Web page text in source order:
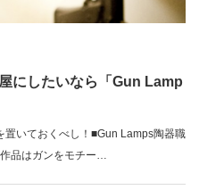
にしたいなら「Gun Lamp
置いておくべし！■Gun Lamps陶器職
品はガンをモチー…